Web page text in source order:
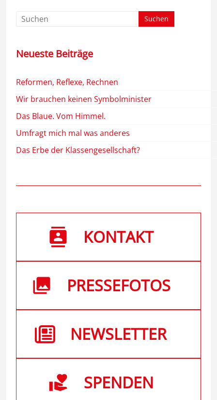
Neueste Beiträge
Reformen, Reflexe, Rechnen
Wir brauchen keinen Symbolminister
Das Blaue. Vom Himmel.
Umfragt mich mal was anderes
Das Erbe der Klassengesellschaft?
KONTAKT
PRESSEFOTOS
NEWSLETTER
SPENDEN